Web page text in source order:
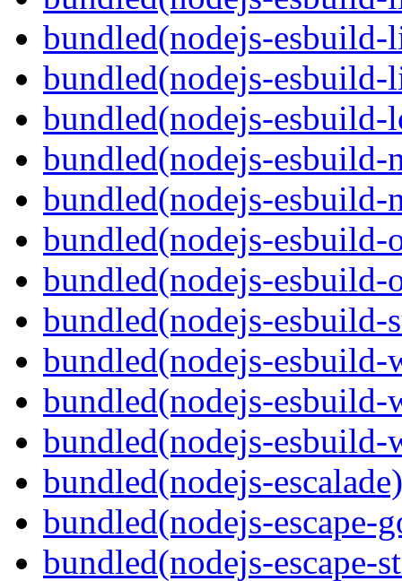
bundled(nodejs-
bundled(nodejs-
bundled(nodejs-esbuild-
bundled(nodejs-esbuild-
bundled(nodejs-esbuild-
bundled(nodejs-esbuild-
bundled(nodejs-esbuild-
bundled(nodejs-esbuild-
bundled(nodejs-
bundled(nodejs-
bundled(nodejs-
bundled(nodejs-escalade)
bundled(nodejs-escape-
bundled(nodejs-escape-